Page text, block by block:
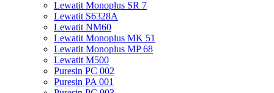
Lewatit Monoplus SR 7
Lewatit S6328A
Lewatit NM60
Lewatit Monoplus MK 51
Lewatit Monoplus MP 68
Lewatit М500
Puresin PC 002
Puresin PA 001